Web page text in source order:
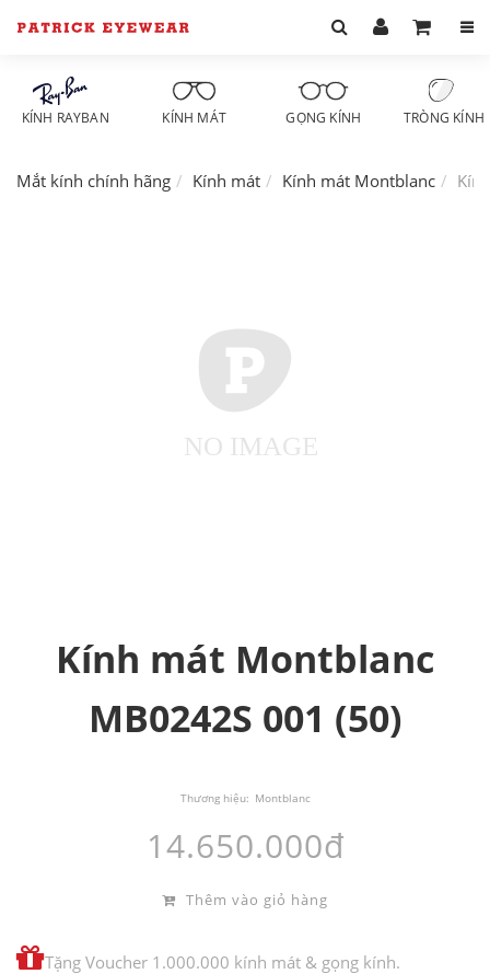
KÍNH RAYBAN KÍNH MÁT GỌNG KÍNH TRÒNG KÍNH
Mắt kính chính hãng Kính mát Kính mát Montblanc
Kính mát Montblanc
MB0242S 001 (50)
Thương hiệu: Montblanc
14.650.000đ
Thêm vào giỏ hàng
Tặng Voucher 1.000.000 kính mát & gọng kính.